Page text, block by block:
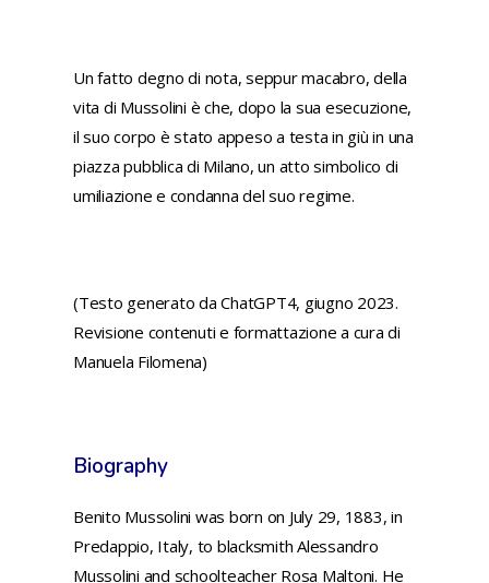
Un fatto degno di nota, seppur macabro, della
vita di Mussolini è che, dopo la sua esecuzione,
il suo corpo è stato appeso a testa in giù in una
piazza pubblica di Milano, un atto simbolico di
umiliazione e condanna del suo regime.
(Testo generato da ChatGPT4, giugno 2023.
Revisione contenuti e formattazione a cura di
Manuela Filomena)
Biography
Benito Mussolini was born on July 29, 1883, in
Predappio, Italy, to blacksmith Alessandro
Mussolini and schoolteacher Rosa Maltoni. He